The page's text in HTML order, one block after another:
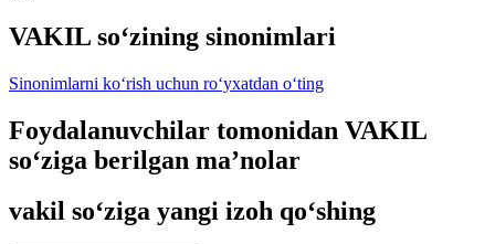
VAKIL so‘zining sinonimlari
Sinonimlarni ko‘rish uchun ro‘yxatdan o‘ting
Foydalanuvchilar tomonidan VAKIL
so‘ziga berilgan ma’nolar
vakil so‘ziga yangi izoh qo‘shing